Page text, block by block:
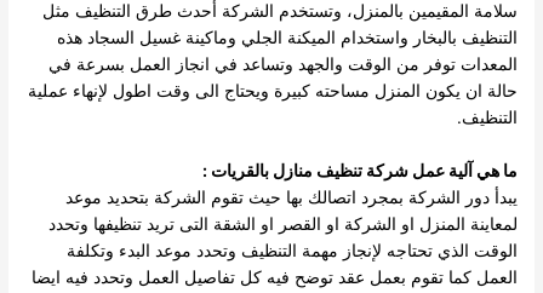
سلامة المقيمين بالمنزل، وتستخدم الشركة أحدث طرق التنظيف مثل
التنظيف بالبخار واستخدام الميكنة الجلي وماكينة غسيل السجاد هذه
المعدات توفر من الوقت والجهد وتساعد في انجاز العمل بسرعة في
حالة ان يكون المنزل مساحته كبيرة ويحتاج الى وقت اطول لإنهاء عملية
التنظيف.
ما هي آلية عمل شركة تنظيف منازل بالقريات :
يبدأ دور الشركة بمجرد اتصالك بها حيث تقوم الشركة بتحديد موعد
لمعاينة المنزل او الشركة او القصر او الشقة التى تريد تنظيفها وتحدد
الوقت الذي تحتاجه لإنجاز مهمة التنظيف وتحدد موعد البدء وتكلفة
العمل كما تقوم بعمل عقد توضح فيه كل تفاصيل العمل وتحدد فيه ايضا